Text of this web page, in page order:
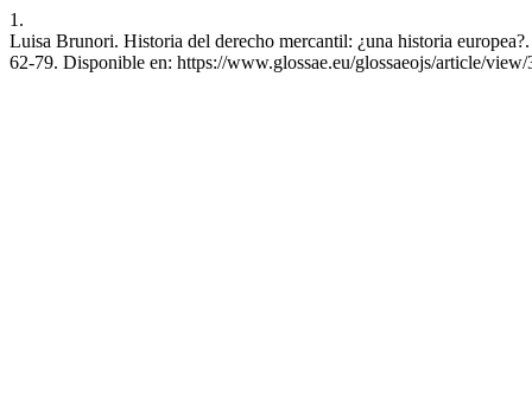
1.
Luisa Brunori. Historia del derecho mercantil: ¿una historia
62-79. Disponible en: https://www.glossae.eu/glossaeojs/article/view/